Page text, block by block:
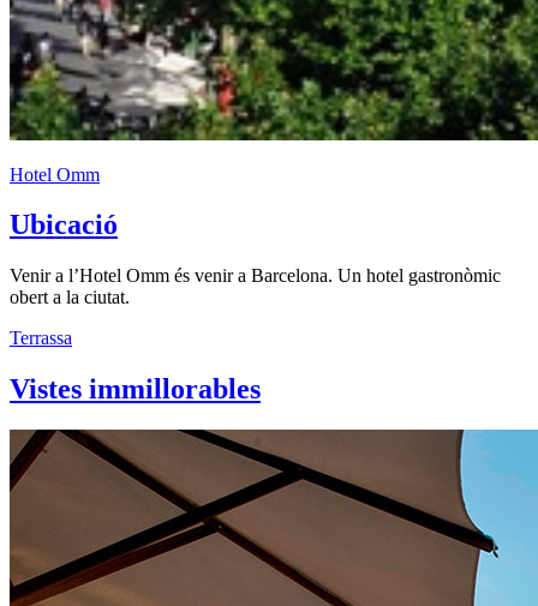
Hotel Omm
Ubicació
Venir a l’Hotel Omm és venir a Barcelona. Un hotel gastronòmic
obert a la ciutat.
Terrassa
Vistes immillorables